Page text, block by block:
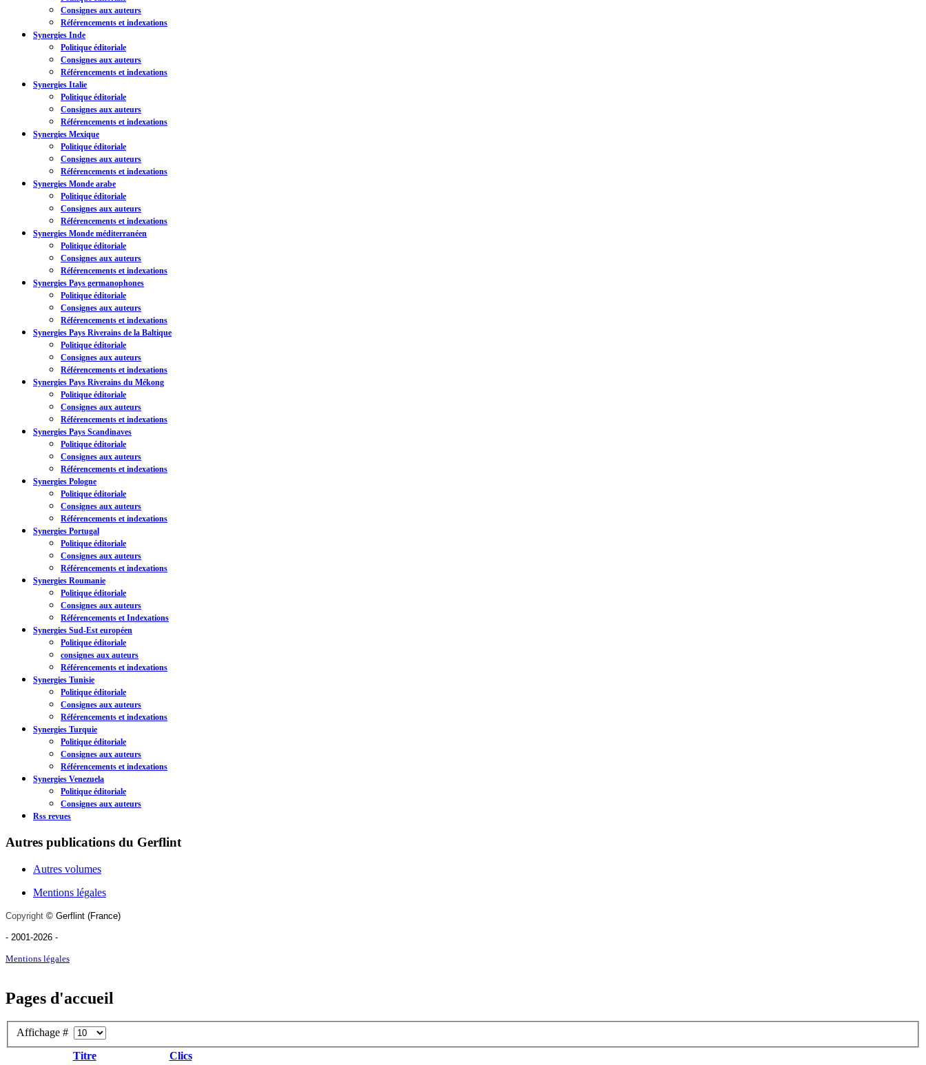
Consignes aux auteurs
Référencements et indexations
Synergies Inde
Politique éditoriale
Consignes aux auteurs
Référencements et indexations
Synergies Italie
Politique éditoriale
Consignes aux auteurs
Référencements et indexations
Synergies Mexique
Politique éditoriale
Consignes aux auteurs
Référencements et indexations
Synergies Monde arabe
Politique éditoriale
Consignes aux auteurs
Référencements et indexations
Synergies Monde méditerranéen
Politique éditoriale
Consignes aux auteurs
Référencements et indexations
Synergies Pays germanophones
Politique éditoriale
Consignes aux auteurs
Référencements et indexations
Synergies Pays Riverains de la Baltique
Politique éditoriale
Consignes aux auteurs
Référencements et indexations
Synergies Pays Riverains du Mékong
Politique éditoriale
Consignes aux auteurs
Référencements et indexations
Synergies Pays Scandinaves
Politique éditoriale
Consignes aux auteurs
Référencements et indexations
Synergies Pologne
Politique éditoriale
Consignes aux auteurs
Référencements et indexations
Synergies Portugal
Politique éditoriale
Consignes aux auteurs
Référencements et indexations
Synergies Roumanie
Politique éditoriale
Consignes aux auteurs
Référencements et Indexations
Synergies Sud-Est européen
Politique éditoriale
consignes aux auteurs
Référencements et indexations
Synergies Tunisie
Politique éditoriale
Consignes aux auteurs
Référencements et indexations
Synergies Turquie
Politique éditoriale
Consignes aux auteurs
Référencements et indexations
Synergies Venezuela
Politique éditoriale
Consignes aux auteurs
Rss revues
Autres publications du Gerflint
Autres volumes
Mentions légales
Copyright © Gerflint (France)
- 2001-2026 -
Mentions légales
Pages d'accueil
Affichage #
Titre
Clics